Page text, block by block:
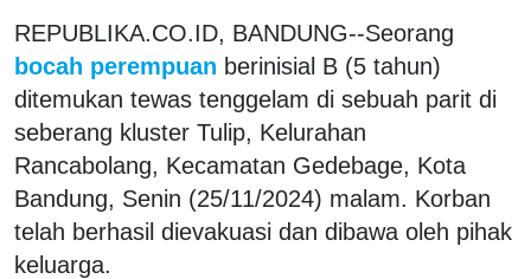
REPUBLIKA.CO.ID, BANDUNG--Seorang
bocah perempuan berinisial B (5 tahun)
ditemukan tewas tenggelam di sebuah parit di
seberang kluster Tulip, Kelurahan
Rancabolang, Kecamatan Gedebage, Kota
Bandung, Senin (25/11/2024) malam. Korban
telah berhasil dievakuasi dan dibawa oleh pihak
keluarga.